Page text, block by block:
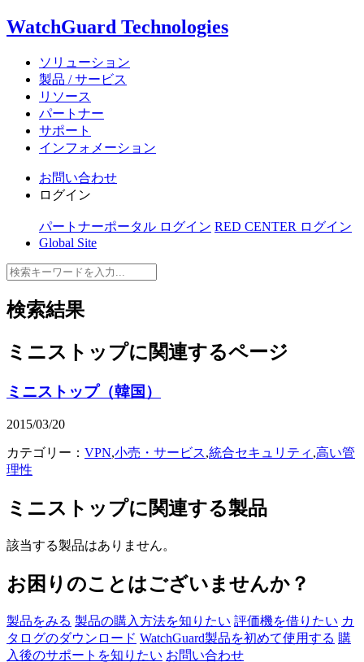
WatchGuard Technologies
ソリューション
製品 / サービス
リソース
パートナー
サポート
インフォメーション
お問い合わせ
ログイン
パートナーポータル ログイン RED CENTER ログイン
Global Site
検索結果
ミニストップに関連するページ
ミニストップ（韓国）
2015/03/20
カテゴリー： VPN,小売・サービス,統合セキュリティ ,高い管
理性
ミニストップに関連する製品
該当する製品はありません。
お困りのことはございませんか？
製品をみる 製品の購入方法を知りたい 評価機を借りたい カ
タログのダウンロード WatchGuard製品を初めて使用する 購
入後のサポートを知りたい お問い合わせ